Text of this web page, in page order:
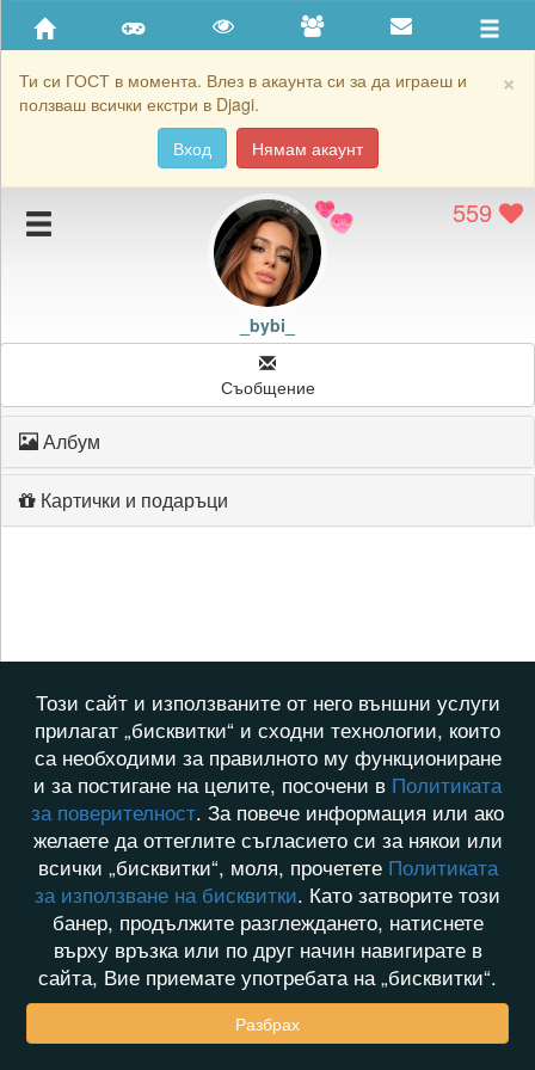
×
Ти си ГОСТ в момента. Влез в акаунта си за да играеш и
ползваш всички екстри в Djagi.
Вход
Нямам акаунт
Приятели
Хронология на игри
Подаръците на _bybi_
Картичките на _bybi_
559
_bybi_
Съобщение
Албум
Картички и подаръци
Този сайт и използваните от него външни услуги
прилагат „бисквитки“ и сходни технологии, които
са необходими за правилното му функциониране
и за постигане на целите, посочени в Политиката
за поверителност. За повече информация или ако
желаете да оттеглите съгласието си за някои или
всички „бисквитки“, моля, прочетете Политиката
за използване на бисквитки. Като затворите този
банер, продължите разглеждането, натиснете
върху връзка или по друг начин навигирате в
сайта, Вие приемате употребата на „бисквитки“.
Разбрах